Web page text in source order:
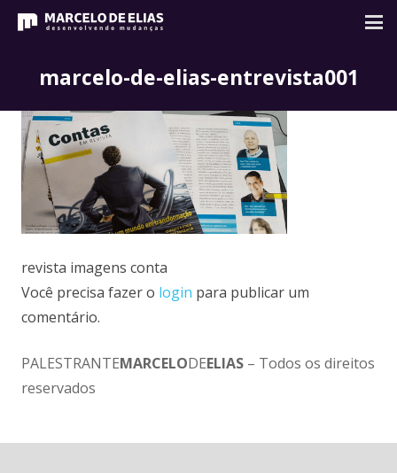
marcelo-de-elias-entrevista001
revista imagens conta
Você precisa fazer o login para publicar um
comentário.
PALESTRANTEMARCELODEELIAS – Todos os direitos
reservados